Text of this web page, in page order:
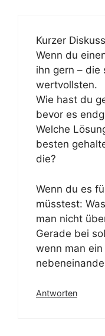
Kurzer
Wenn du
ihn gern – die
wertvollsten.
Wie hast du
bevor es
Welche
besten
die?
Wenn du es
müsstest:
man nicht
Gerade bei
wenn man
Antworten